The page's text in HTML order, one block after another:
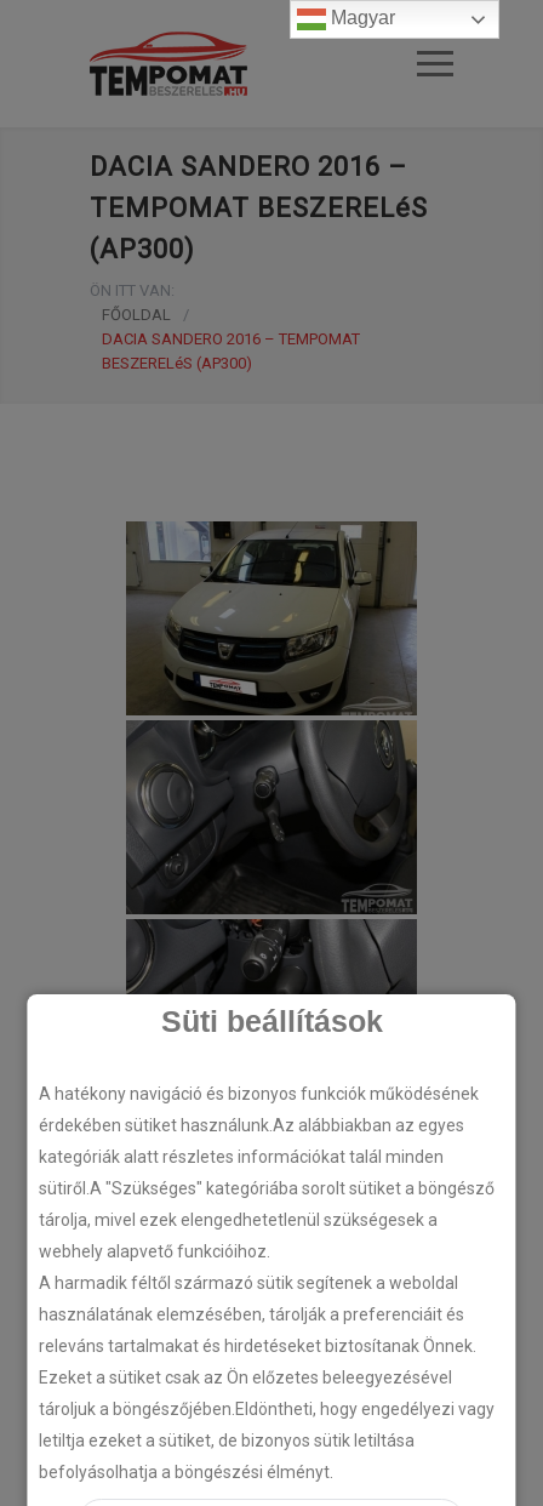
Süti beállítások
A hatékony navigáció és bizonyos funkciók működésének
érdekében sütiket használunk.Az alábbiakban az egyes
kategóriák alatt részletes információkat talál minden
sütiről.A "Szükséges" kategóriába sorolt sütiket a böngésző
tárolja, mivel ezek elengedhetetlenül szükségesek a
webhely alapvető funkcióihoz.
A harmadik féltől származó sütik segítenek a weboldal
használatának elemzésében, tárolják a preferenciáit és
releváns tartalmakat és hirdetéseket biztosítanak Önnek.
Ezeket a sütiket csak az Ön előzetes beleegyezésével
tároljuk a böngészőjében.Eldöntheti, hogy engedélyezi vagy
letiltja ezeket a sütiket, de bizonyos sütik letiltása
befolyásolhatja a böngészési élményt.
DACIA SANDERO 2016 –
TEMPOMAT BESZERELéS
(AP300)
ÖN ITT VAN:
FŐOLDAL
/
DACIA SANDERO 2016 – TEMPOMAT
BESZERELéS (AP300)
Magyar